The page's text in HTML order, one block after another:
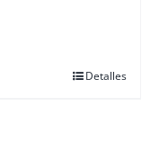
Detalles